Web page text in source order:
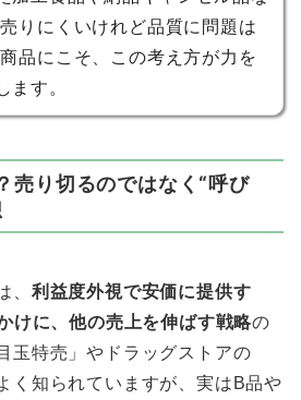
売りにくいけれど品質に問題は
商品にこそ、この考え方が力を
ます。
売り切るのではなく“呼び
、 利益度外視で安価に提供す
けに、他の売上を伸ばす戦略の
玉特売」やドラッグストアの
く知られていますが、実はB品や